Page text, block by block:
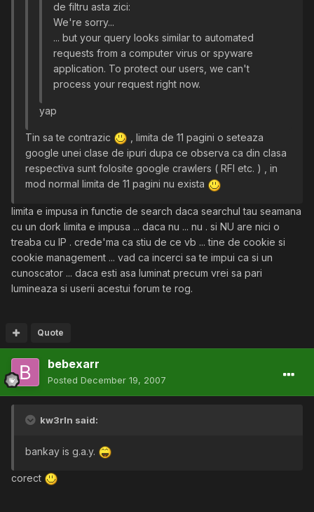
de filtru asta zici:
We're sorry...
... but your query looks similar to automated
requests from a computer virus or spyware
application. To protect our users, we can't
process your request right now.
yap
Tin sa te contrazic
, limita de 11 pagini o seteaza
google unei clase de ipuri dupa ce observa ca din clasa
respectiva sunt folosite google crawlers ( RFI etc. ) , in
mod normal limita de 11 pagini nu exista
limita e impusa in functie de search daca searchul tau seamana
cu un dork limita e impusa ... daca nu ... nu . si NU are nici o
treaba cu IP . crede'ma ca stiu de ce vb ... tine de cookie si
cookie management ... vad ca incerci sa te impui ca si un
cunoscator ... daca esti asa luminat precum vrei sa pari
lumineaza si userii acestui forum te rog.
Quote
bebexarr
Posted December 19, 2007
kw3rln said:
bankay is g.a.y.
corect